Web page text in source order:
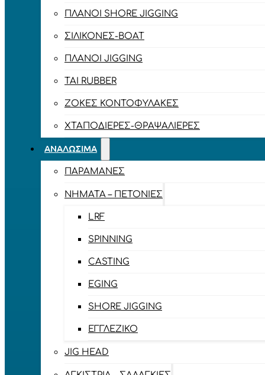
ΠΛΆΝΟΙ SHORE JIGGING
ΣΙΛΙΚΌΝΕΣ-BOAT
ΠΛΆΝΟΙ JIGGING
TAI RUBBER
ΖΌΚΕΣ ΚΟΝΤΟΦΎΛΑΚΕΣ
ΧΤΑΠΟΔΙΈΡΕΣ-ΘΡΑΨΑΛΙΈΡΕΣ
ΑΝΑΛΏΣΙΜΑ
ΠΑΡΑΜΆΝΕΣ
ΝΉΜΑΤΑ – ΠΕΤΟΝΙΈΣ
LRF
SPINNING
CASTING
EGING
SHORE JIGGING
ΕΓΓΛΈΖΙΚΟ
JIG HEAD